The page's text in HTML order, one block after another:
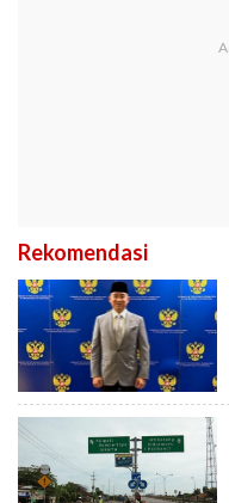
Rekomendasi